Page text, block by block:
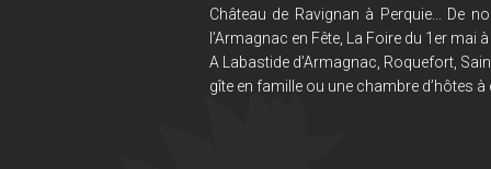
Château de Ravignan à Perquie... De
l’Armagnac en Fête, La Foire du 1er mai
A Labastide d’Armagnac, Roquefort,
gîte en famille ou une chambre d’hôtes